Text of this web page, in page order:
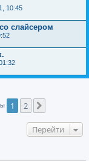
10:45
слайсером
1 2
Перейти